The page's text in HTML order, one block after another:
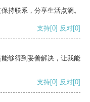
持联系，分享生活点滴。
支持[0] 反对[0]
够得到妥善解决，让我能
支持[0] 反对[0]